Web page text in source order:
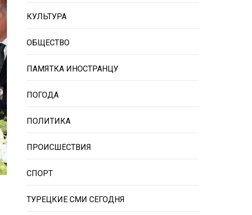
КУЛЬТУРА
ОБЩЕСТВО
ПАМЯТКА ИНОСТРАНЦУ
ПОГОДА
ПОЛИТИКА
ПРОИСШЕСТВИЯ
СПОРТ
ТУРЕЦКИЕ СМИ СЕГОДНЯ